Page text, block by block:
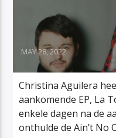
MAY 28, 2022
Christina Aguilera
aankomende EP, La
enkele dagen na de
onthulde de Ain’t No